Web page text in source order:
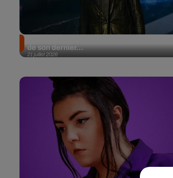
21 juillet 2026
de son dernier...